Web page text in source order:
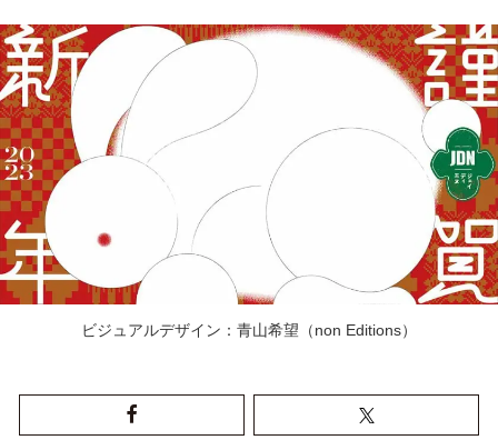
コラム
ビジュアルデザイン：青山希望（non Editions）